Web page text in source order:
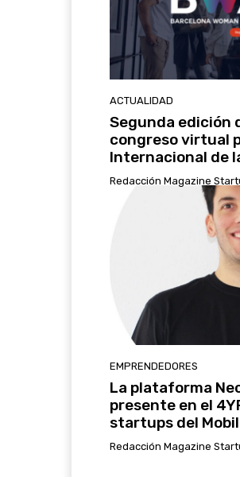
ACTUALIDAD
Segunda edición
congreso virtual
Internacional de
Redacción Magazine
EMPRENDEDORES
La plataforma
presente en el
startups del
Redacción Magazine